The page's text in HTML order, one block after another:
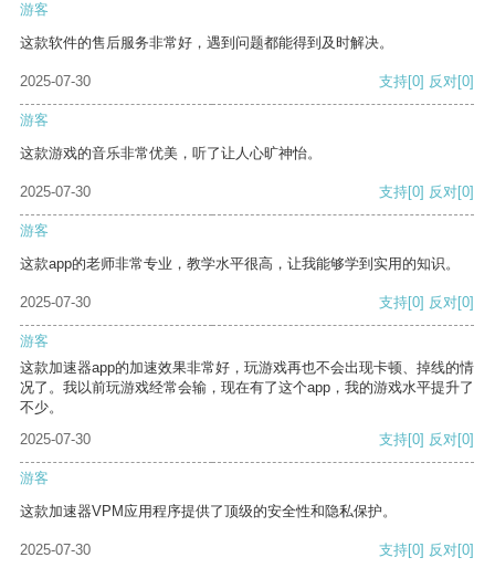
游客
这款软件的售后服务非常好，遇到问题都能得到及时解决。
2025-07-30 支持[0] 反对[0]
游客
这款游戏的音乐非常优美，听了让人心旷神怡。
2025-07-30 支持[0] 反对[0]
游客
这款app的老师非常专业，教学水平很高，让我能够学到实用的知识。
2025-07-30 支持[0] 反对[0]
游客
这款加速器app的加速效果非常好，玩游戏再也不会出现卡顿、掉线的情
况了。我以前玩游戏经常会输，现在有了这个app，我的游戏水平提升了
不少。
2025-07-30
支持[0] 反对[0]
游客
这款加速器VPM应用程序提供了顶级的安全性和隐私保护。
2025-07-30 支持[0] 反对[0]